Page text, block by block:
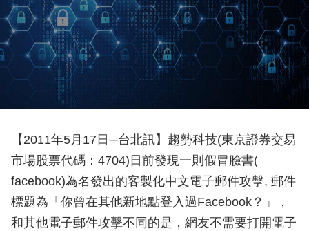
【2011年5月17日─台北訊】趨勢科技(東京證券交易
市場股票代碼：4704)日前發現一則假冒臉書(
facebook)為名發出的客製化中文電子郵件攻擊, 郵件
標題為「你曾在其他新地點登入過Facebook？」，
和其他電子郵件攻擊不同的是，網友不需要打開電子